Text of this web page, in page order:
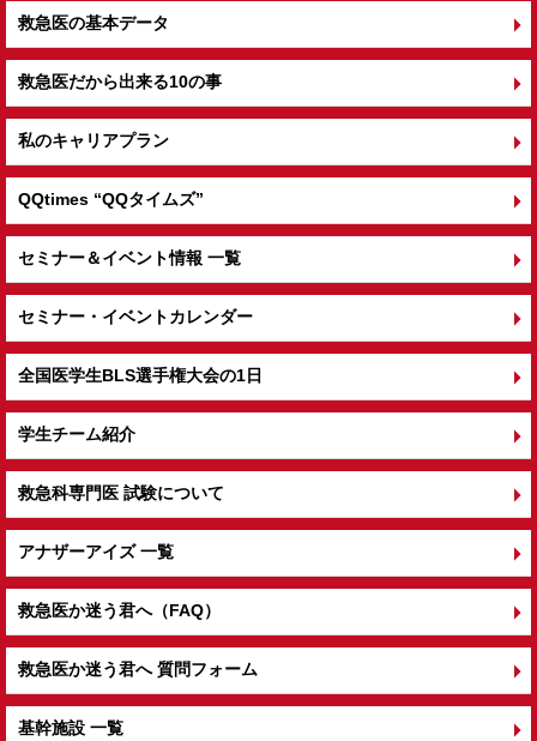
救急医の基本データ
救急医だから出来る10の事
私のキャリアプラン
QQtimes “QQタイムズ”
セミナー＆イベント情報 一覧
セミナー・イベントカレンダー
全国医学生BLS選手権大会の1日
学生チーム紹介
救急科専門医 試験について
アナザーアイズ 一覧
救急医か迷う君へ（FAQ）
救急医か迷う君へ 質問フォーム
基幹施設 一覧